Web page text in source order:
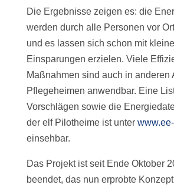
Die Ergebnisse zeigen es: die
werden durch alle Personen vor
und es lassen sich schon mit
Einsparungen erzielen. Viele
Maßnahmen sind auch in anderen
Pflegeheimen anwendbar. Eine
Vorschlägen sowie die
der elf Pilotheime ist unter
einsehbar.
Das Projekt ist seit Ende Oktober
beendet, das nun erprobte